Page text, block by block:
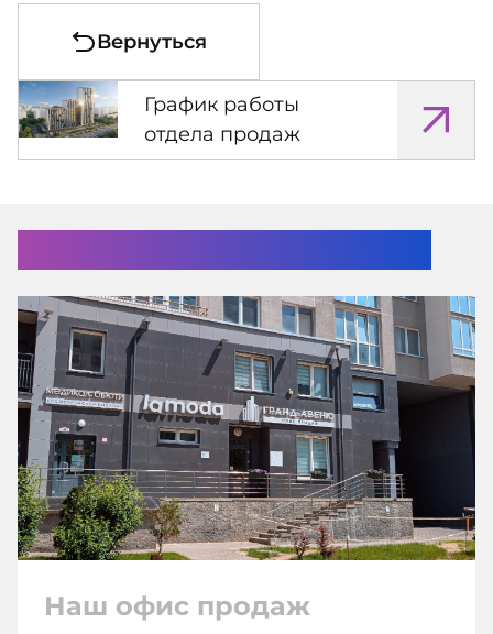
Вернуться
График работы
отдела продаж
Наш офис продаж